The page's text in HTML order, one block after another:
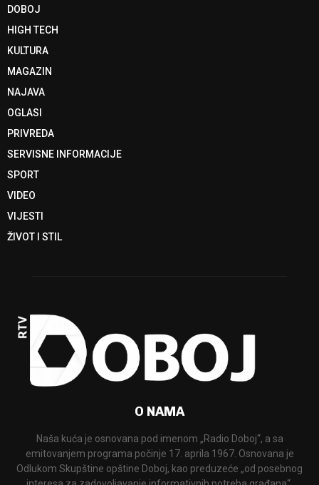
DOBOJ
HIGH TECH
KULTURA
MAGAZIN
NAJAVA
OGLASI
PRIVREDA
SERVISNE INFORMACIJE
SPORT
VIDEO
VIJESTI
ŽIVOT I STIL
O NAMA
Naša kuća je osnovana pod imenom „Radio Doboj“, a sa
emitovanjem programa počinje 17. aprila 1967. Osnovana je
Odlukom Skupštine opštine Doboj, kao preduzeće „od posebnog